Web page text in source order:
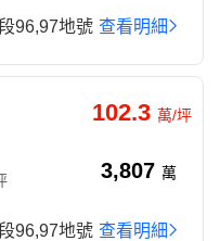
96,97地號 查看明細
102.3 萬/坪
3,807 萬
96,97地號 查看明細